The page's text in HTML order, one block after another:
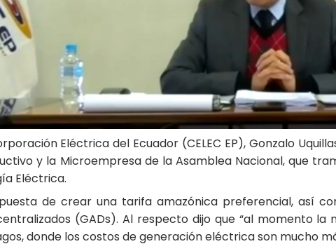
Eléctrica del Ecuador (CELEC EP), Gonzalo
y la Microempresa de la Asamblea Nacional, que
Eléctrica.
de crear una tarifa amazónica preferencial, así
(GADs). Al respecto dijo que “al momento
donde los costos de generación eléctrica son mucho